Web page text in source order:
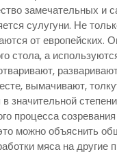
замечательных и
сулугуни. Не
от европейских.
стола, а
вымачивают,
значительной
процесса
можно объяснить
мяса на другие